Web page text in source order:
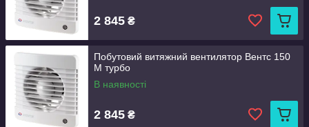
2 845 ₴
Побутовий витяжний вентилятор Вентс 150
М турбо
В наявності
2 845 ₴